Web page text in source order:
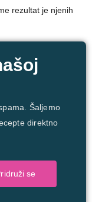
rezultat je njenih
Šaljemo
direktno
se